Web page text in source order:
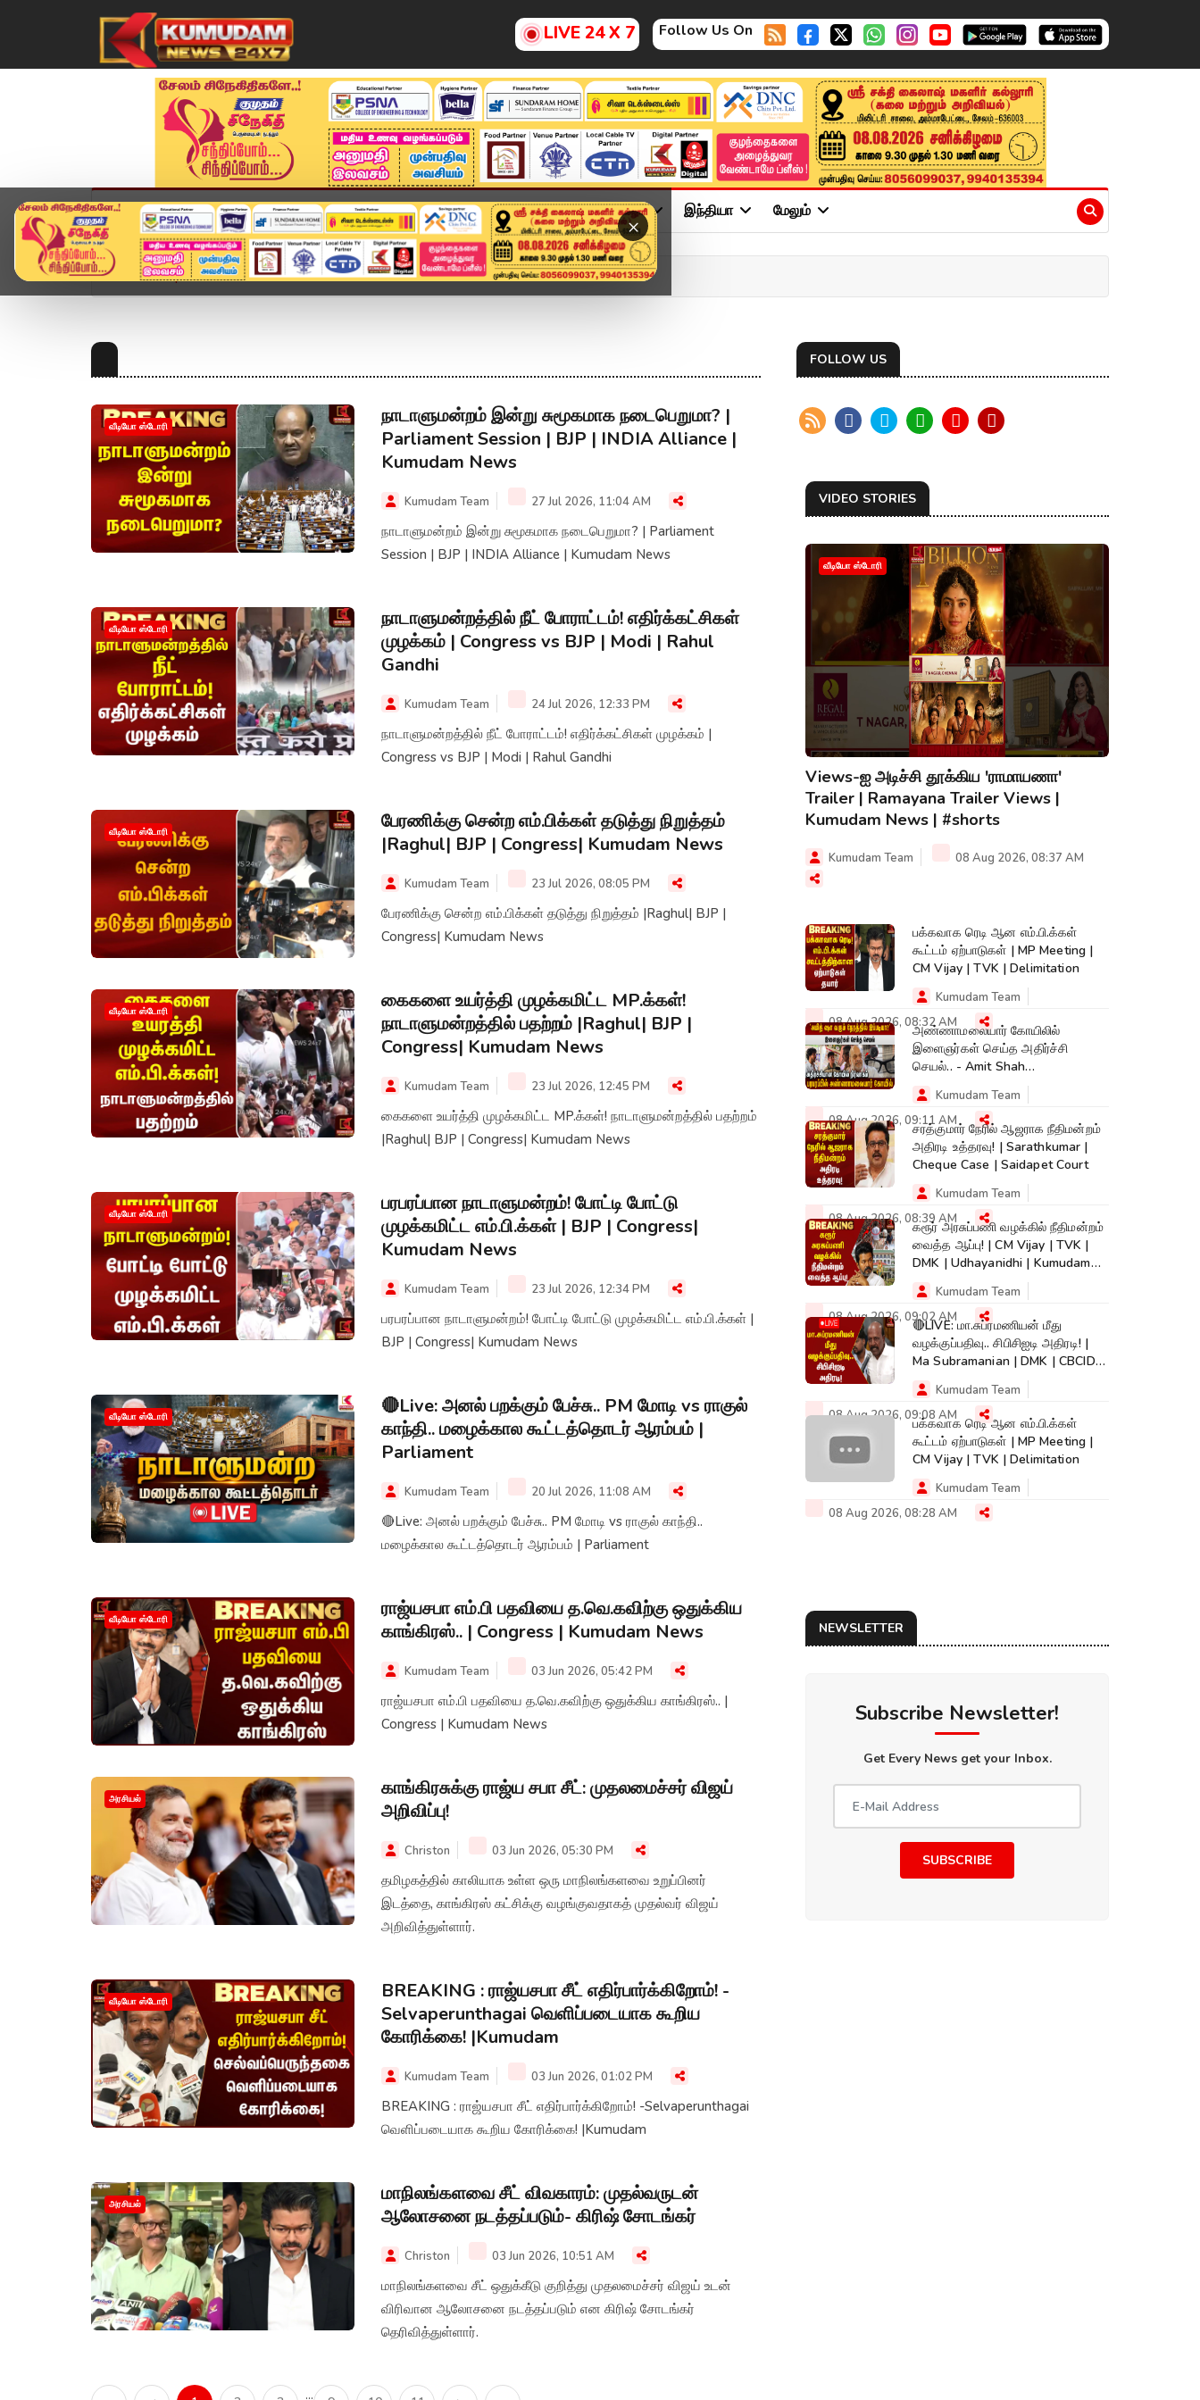
LIVE 24 X 7 Follow Us On
×
முகப்பு விளையாட்டு அண்மை தமிழ்நாடு சினிமா அரசியல் விளையாட்டு இந்தியா மேலும்
Home Topics
வீடியோ ஸ்டோரி
நாடாளுமன்றம் இன்று சுமூகமாக நடைபெறுமா? |
Parliament Session | BJP | INDIA Alliance |
Kumudam News
Kumudam Team 27 Jul 2026, 11:04 AM
நாடாளுமன்றம் இன்று சுமூகமாக நடைபெறுமா? | Parliament
Session | BJP | INDIA Alliance | Kumudam News
வீடியோ ஸ்டோரி
நாடாளுமன்றத்தில் நீட் போராட்டம்! எதிர்க்கட்சிகள்
முழக்கம் | Congress vs BJP | Modi | Rahul
Gandhi
Kumudam Team 24 Jul 2026, 12:33 PM
நாடாளுமன்றத்தில் நீட் போராட்டம்! எதிர்க்கட்சிகள் முழக்கம் |
Congress vs BJP | Modi | Rahul Gandhi
வீடியோ ஸ்டோரி
பேரணிக்கு சென்ற எம்.பிக்கள் தடுத்து நிறுத்தம்
|Raghul| BJP | Congress| Kumudam News
Kumudam Team 23 Jul 2026, 08:05 PM
பேரணிக்கு சென்ற எம்.பிக்கள் தடுத்து நிறுத்தம் |Raghul| BJP |
Congress| Kumudam News
வீடியோ ஸ்டோரி
கைகளை உயர்த்தி முழக்கமிட்ட MP.க்கள்!
நாடாளுமன்றத்தில் பதற்றம் |Raghul| BJP |
Congress| Kumudam News
Kumudam Team 23 Jul 2026, 12:45 PM
கைகளை உயர்த்தி முழக்கமிட்ட MP.க்கள்! நாடாளுமன்றத்தில் பதற்றம்
|Raghul| BJP | Congress| Kumudam News
வீடியோ ஸ்டோரி
பரபரப்பான நாடாளுமன்றம்! போட்டி போட்டு
முழக்கமிட்ட எம்.பி.க்கள் | BJP | Congress|
Kumudam News
Kumudam Team 23 Jul 2026, 12:34 PM
பரபரப்பான நாடாளுமன்றம்! போட்டி போட்டு முழக்கமிட்ட எம்.பி.க்கள் |
BJP | Congress| Kumudam News
வீடியோ ஸ்டோரி
🔴Live: அனல் பறக்கும் பேச்சு.. PM மோடி vs ராகுல்
காந்தி.. மழைக்கால கூட்டத்தொடர் ஆரம்பம் |
Parliament
Kumudam Team 20 Jul 2026, 11:08 AM
🔴Live: அனல் பறக்கும் பேச்சு.. PM மோடி vs ராகுல் காந்தி..
மழைக்கால கூட்டத்தொடர் ஆரம்பம் | Parliament
வீடியோ ஸ்டோரி
ராஜ்யசபா எம்.பி பதவியை த.வெ.கவிற்கு ஒதுக்கிய
காங்கிரஸ்.. | Congress | Kumudam News
Kumudam Team 03 Jun 2026, 05:42 PM
ராஜ்யசபா எம்.பி பதவியை த.வெ.கவிற்கு ஒதுக்கிய காங்கிரஸ்.. |
Congress | Kumudam News
அரசியல்
காங்கிரசுக்கு ராஜ்ய சபா சீட்: முதலமைச்சர் விஜய்
அறிவிப்பு!
Christon 03 Jun 2026, 05:30 PM
தமிழகத்தில் காலியாக உள்ள ஒரு மாநிலங்களவை உறுப்பினர்
இடத்தை, காங்கிரஸ் கட்சிக்கு வழங்குவதாகத் முதல்வர் விஜய்
அறிவித்துள்ளார்.
வீடியோ ஸ்டோரி
BREAKING : ராஜ்யசபா சீட் எதிர்பார்க்கிறோம்! -
Selvaperunthagai வெளிப்படையாக கூறிய
கோரிக்கை! |Kumudam
Kumudam Team 03 Jun 2026, 01:02 PM
BREAKING : ராஜ்யசபா சீட் எதிர்பார்க்கிறோம்! -Selvaperunthagai
வெளிப்படையாக கூறிய கோரிக்கை! |Kumudam
அரசியல்
மாநிலங்களவை சீட் விவகாரம்: முதல்வருடன்
ஆலோசனை நடத்தப்படும்- கிரிஷ் சோடங்கர்
Christon 03 Jun 2026, 10:51 AM
மாநிலங்களவை சீட் ஒதுக்கீடு குறித்து முதலமைச்சர் விஜய் உடன்
விரிவான ஆலோசனை நடத்தப்படும் என கிரிஷ் சோடங்கர்
தெரிவித்துள்ளார்.
...
FOLLOW US
VIDEO STORIES
வீடியோ ஸ்டோரி
Views-ஐ அடிச்சி தூக்கிய 'ராமாயணா'
Trailer | Ramayana Trailer Views |
Kumudam News | #shorts
Kumudam Team 08 Aug 2026, 08:37 AM
பக்கவாக ரெடி ஆன எம்.பி.க்கள்
கூட்டம் ஏற்பாடுகள் | MP Meeting |
CM Vijay | TVK | Delimitation
Kumudam Team
08 Aug 2026, 08:32 AMஅண்ணாமலையார் கோயிலில்
இளைஞர்கள் செய்த அதிர்ச்சி
செயல்.. - Amit Shah
Tiruvannamalai Temple
Kumudam Team
08 Aug 2026, 09:11 AMசரத்குமார் நேரில் ஆஜராக நீதிமன்றம்
அதிரடி உத்தரவு! | Sarathkumar |
Cheque Case | Saidapet Court
Kumudam Team
08 Aug 2026, 08:39 AMகரூர் அரசுப்பணி வழக்கில் நீதிமன்றம்
வைத்த ஆப்பு! | CM Vijay | TVK |
DMK | Udhayanidhi | Kumudam
News
Kumudam Team
08 Aug 2026, 09:02 AM🔴LIVE: மா.சுப்ரமணியன் மீது
வழக்குப்பதிவு.. சிபிசிஐடி அதிரடி! |
Ma Subramanian | DMK | CBCID
Case
Kumudam Team
08 Aug 2026, 09:08 AMபக்கவாக ரெடி ஆன எம்.பி.க்கள்
கூட்டம் ஏற்பாடுகள் | MP Meeting |
CM Vijay | TVK | Delimitation
Kumudam Team
08 Aug 2026, 08:28 AM
NEWSLETTER
Subscribe Newsletter!
Get Every News get your Inbox.
SUBSCRIBE